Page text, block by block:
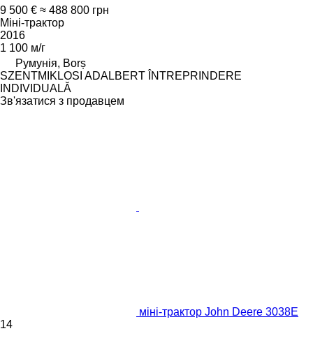
9 500 € ≈ 488 800 грн
Міні-трактор
2016
1 100 м/г
Румунія, Borș
SZENTMIKLOSI ADALBERT ÎNTREPRINDERE
INDIVIDUALĂ
Зв'язатися з продавцем
міні-трактор John Deere 3038E
14